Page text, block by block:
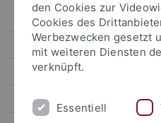
Lehrstühle Bürgerliches Recht
Binder
Dusil
Finkenauer
den Cookies zur
Cookies des
Werbezwecken gesetzt
mit weiteren Diensten
verknüpft.
Essentiell